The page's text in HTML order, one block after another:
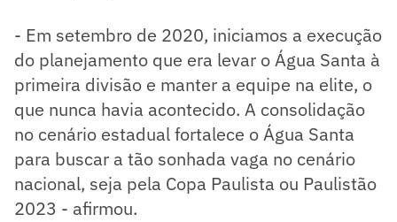
- Em setembro de 2020, iniciamos a execução
do planejamento que era levar o Água Santa à
primeira divisão e manter a equipe na elite, o
que nunca havia acontecido. A consolidação
no cenário estadual fortalece o Água Santa
para buscar a tão sonhada vaga no cenário
nacional, seja pela Copa Paulista ou Paulistão
2023 - afirmou.